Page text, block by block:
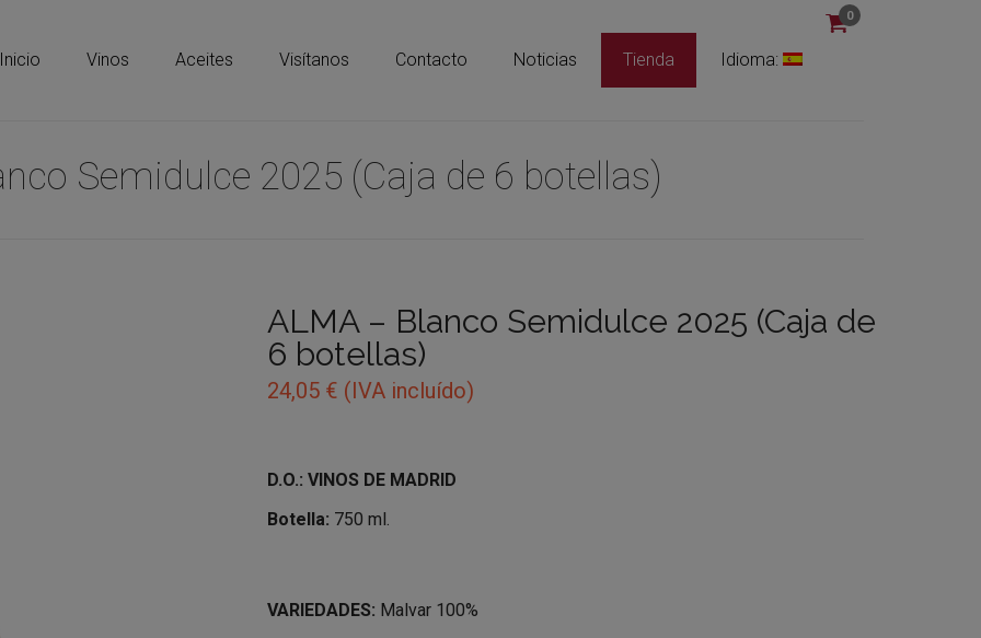
0
Inicio Vinos Aceites Visítanos Contacto Noticias Tienda Idioma:
Semidulce 2025 (Caja de 6 botellas)
ALMA – Blanco Semidulce 2025 (Caja de
6 botellas)
24,05 € (IVA incluído)
D.O.: VINOS DE MADRID
Botella: 750 ml.
VARIEDADES: Malvar 100%